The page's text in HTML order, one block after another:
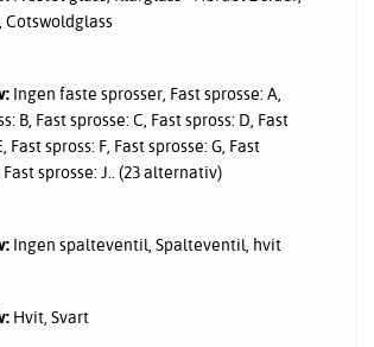
Cotswoldglass
Ingen faste sprosser, Fast sprosse: A,
B, Fast sprosse: C, Fast spross: D, Fast
Fast spross: F, Fast sprosse: G, Fast
Fast sprosse: J.. (23 alternativ)
Ingen spalteventil, Spalteventil, hvit
Hvit, Svart